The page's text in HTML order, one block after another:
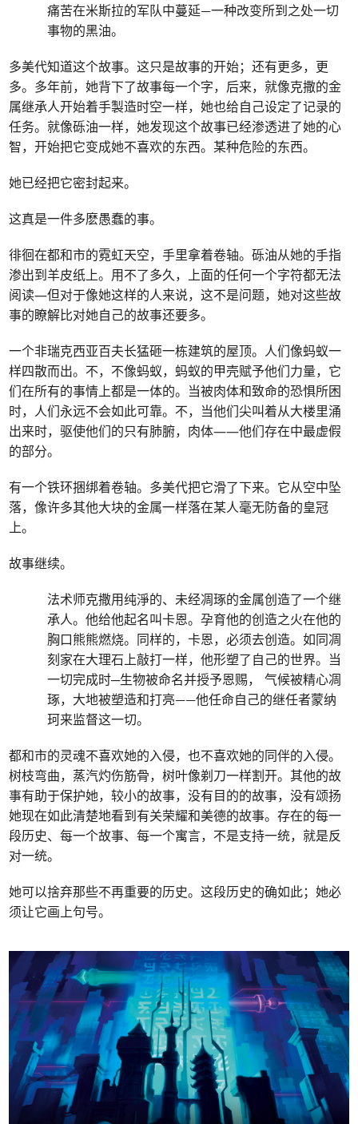
痛苦在米斯拉的军队中蔓延—一种改变所到之处一切
事物的黑油。
多美代知道这个故事。这只是故事的开始；还有更多，更
多。多年前，她背下了故事每一个字，后来，就像克撒的金
属继承人开始着手製造时空一样，她也给自己设定了记录的
任务。就像砾油一样，她发现这个故事已经渗透进了她的心
智，开始把它变成她不喜欢的东西。某种危险的东西。
她已经把它密封起来。
这真是一件多麽愚蠢的事。
徘徊在都和市的霓虹天空，手里拿着卷轴。砾油从她的手指
渗出到羊皮纸上。用不了多久，上面的任何一个字符都无法
阅读—但对于像她这样的人来说，这不是问题，她对这些故
事的瞭解比对她自己的故事还要多。
一个非瑞克西亚百夫长猛砸一栋建筑的屋顶。人们像蚂蚁一
样四散而出。不，不像蚂蚁，蚂蚁的甲壳赋予他们力量，它
们在所有的事情上都是一体的。当被肉体和致命的恐惧所困
时，人们永远不会如此可靠。不，当他们尖叫着从大楼里涌
出来时，驱使他们的只有肺腑，肉体——他们存在中最虚假
的部分。
有一个铁环捆绑着卷轴。多美代把它滑了下来。它从空中坠
落，像许多其他大块的金属一样落在某人毫无防备的皇冠
上。
故事继续。
法术师克撒用纯淨的、未经凋琢的金属创造了一个继
承人。他给他起名叫卡恩。孕育他的创造之火在他的
胸口熊熊燃烧。同样的，卡恩，必须去创造。如同凋
刻家在大理石上敲打一样，他形塑了自己的世界。当
一切完成时─生物被命名并授予恩赐， 气候被精心凋
琢，大地被塑造和打亮——他任命自己的继任者蒙纳
珂来监督这一切。
都和市的灵魂不喜欢她的入侵，也不喜欢她的同伴的入侵。
树枝弯曲，蒸汽灼伤筋骨，树叶像剃刀一样割开。其他的故
事有助于保护她，较小的故事，没有目的的故事，没有颂扬
她现在如此清楚地看到有关荣耀和美德的故事。存在的每一
段历史、每一个故事、每一个寓言，不是支持一统，就是反
对一统。
她可以捨弃那些不再重要的历史。这段历史的确如此；她必
须让它画上句号。